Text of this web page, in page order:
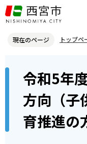
こ
の
ジ
す
現在のページ トップペ
令和5年度 西宮教育推
ら
令和5年
方向（
育推進の